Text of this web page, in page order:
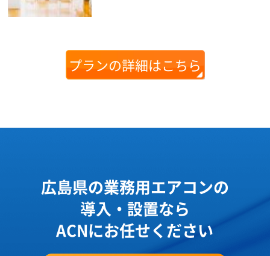
プランの詳細はこちら
広島県の業務用エアコンの
導入・設置なら
ACNにお任せください